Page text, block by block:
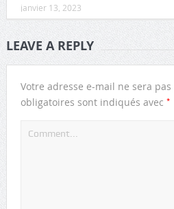
janvier 13, 2023
LEAVE A REPLY
Votre adresse e-mail ne sera
obligatoires sont indiqués avec *